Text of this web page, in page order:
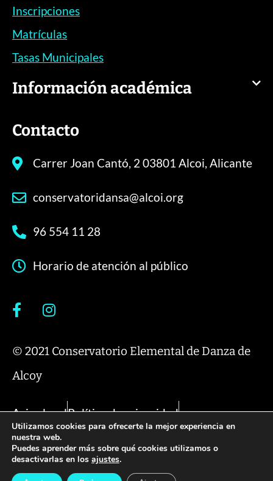
Inscripciones
Matrículas
Tasas Municipales
Información académica
Contacto
Carrer Joan Cantó, 2 03801 Alcoi, Alicante
conservatoridansa@alcoi.org
96 554 11 28
Horario de atención al público
© 2021 Conservatorio Elemental de Danza de
Alcoy
Aviso legalPolítica de privacidad
Política de cookies
Diseño y desarrollo:acceseo.com
Utilizamos cookies para ofrecerte la mejor experiencia en
nuestra web.
Puedes aprender más sobre qué cookies utilizamos o
desactivarlas en los ajustes.